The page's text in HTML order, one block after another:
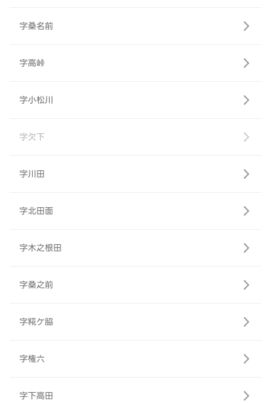
字桑名前
字高峠
字小松川
字欠下
字川田
字北田面
字木之根田
字桑之前
字糀ケ脇
字権六
字下高田